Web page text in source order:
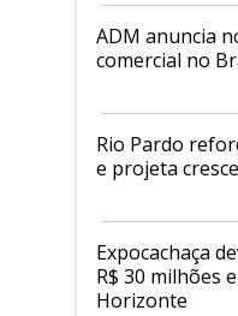
ADM anuncia
comercial no
Rio Pardo
e projeta
Expocachaça
R$ 30 milhões
Horizonte